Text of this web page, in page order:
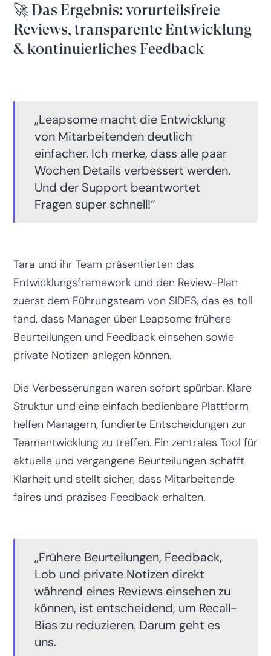
🚀 Das Ergebnis: vorurteilsfreie
Reviews, transparente Entwicklung
& kontinuierliches Feedback
„Leapsome macht die Entwicklung
von Mitarbeitenden deutlich
einfacher. Ich merke, dass alle paar
Wochen Details verbessert werden.
Und der Support beantwortet
Fragen super schnell!“
Tara und ihr Team präsentierten das
Entwicklungsframework und den Review-Plan
zuerst dem Führungsteam von SIDES, das es toll
fand, dass Manager über Leapsome frühere
Beurteilungen und Feedback einsehen sowie
private Notizen anlegen können.
Die Verbesserungen waren sofort spürbar. Klare
Struktur und eine einfach bedienbare Plattform
helfen Managern, fundierte Entscheidungen zur
Teamentwicklung zu treffen. Ein zentrales Tool für
aktuelle und vergangene Beurteilungen schafft
Klarheit und stellt sicher, dass Mitarbeitende
faires und präzises Feedback erhalten.
„Frühere Beurteilungen, Feedback,
Lob und private Notizen direkt
während eines Reviews einsehen zu
können, ist entscheidend, um Recall-
Bias zu reduzieren. Darum geht es
uns.